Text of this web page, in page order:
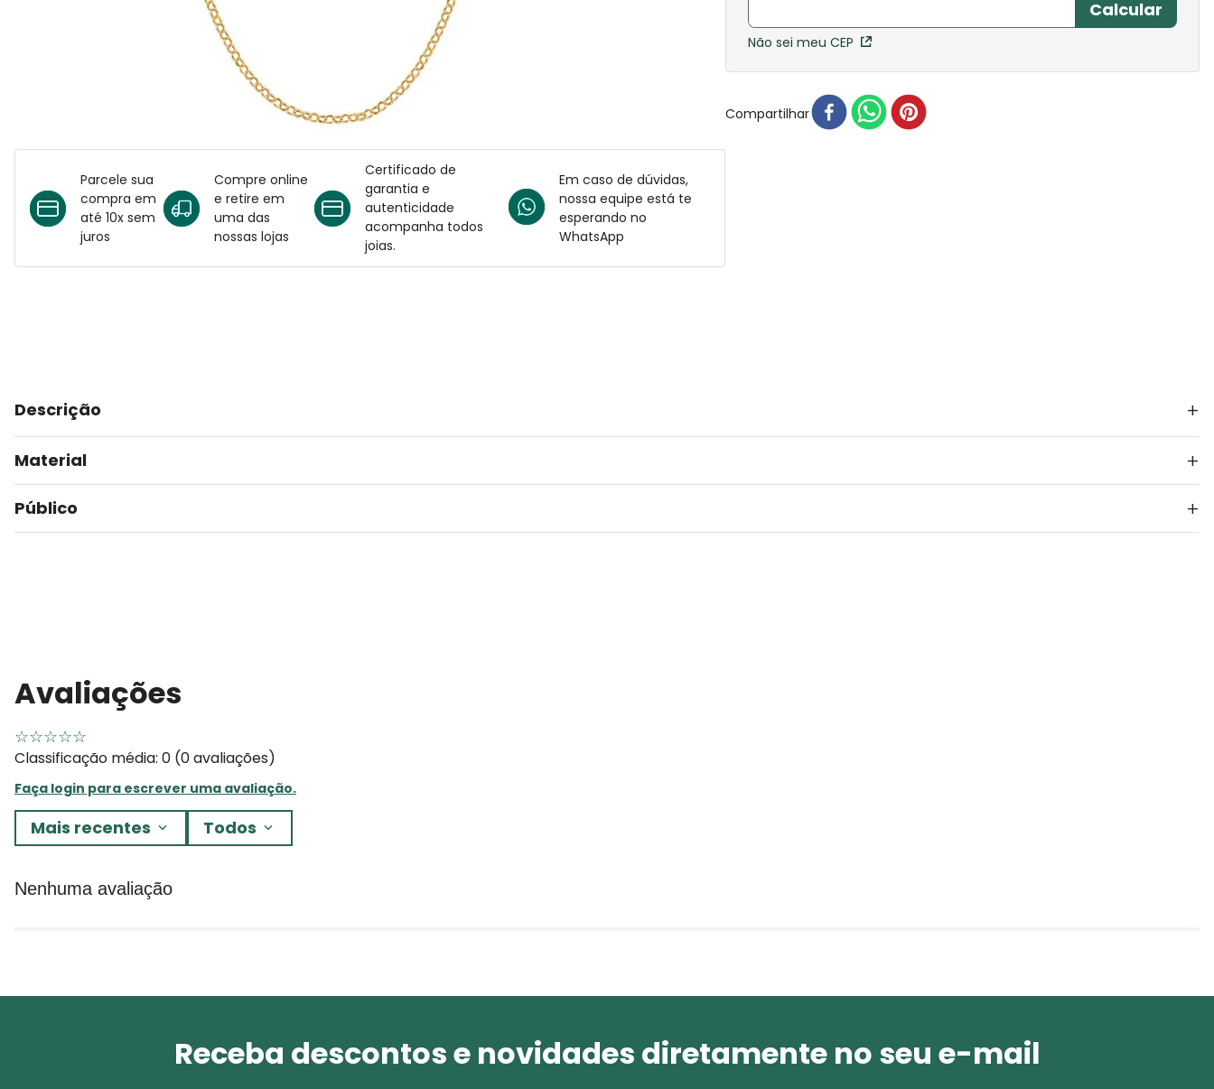
Parcele sua
compra em
até 10x sem
juros
Compre online
e retire em
uma das
nossas lojas
Certificado de
garantia e
autenticidade
acompanha todos
joias.
Em caso de dúvidas,
nossa equipe está te
esperando no
WhatsApp
Não sei meu CEP
Compartilhar
Descrição
Material
Público
Avaliações
☆☆☆☆☆
Classificação média: 0 (0 avaliações)
Faça login para escrever uma avaliação.
Mais recentes Todos
Nenhuma avaliação
Receba descontos e novidades diretamente no seu e-mail